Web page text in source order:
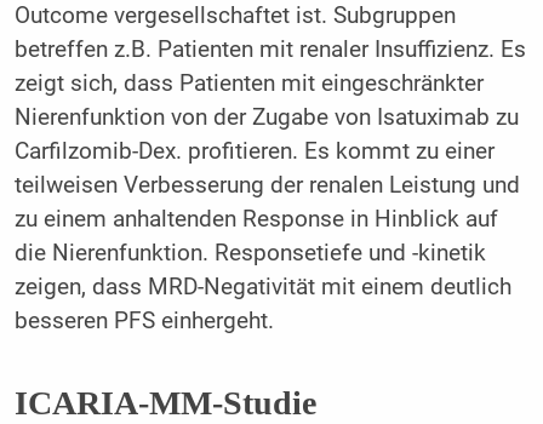
Outcome vergesellschaftet ist. Subgruppen
betreffen z.B. Patienten mit renaler Insuffizienz. Es
zeigt sich, dass Patienten mit eingeschränkter
Nierenfunktion von der Zugabe von Isatuximab zu
Carfilzomib-Dex. profitieren. Es kommt zu einer
teilweisen Verbesserung der renalen Leistung und
zu einem anhaltenden Response in Hinblick auf
die Nierenfunktion. Responsetiefe und -kinetik
zeigen, dass MRD-Negativität mit einem deutlich
besseren PFS einhergeht.
ICARIA-MM-Studie